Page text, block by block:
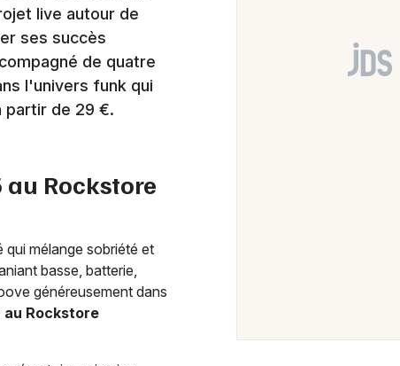
l' Hérault
live autour de
ses succès
de quatre
l'univers funk qui
partir de 29 €.
Rockstore
mélange sobriété et
basse, batterie,
généreusement dans
Rockstore